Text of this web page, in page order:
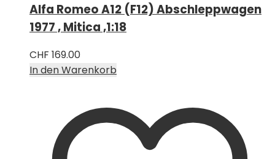
Alfa Romeo A12 (F12) Abschleppwagen
1977 , Mitica ,1:18
CHF 169.00
In den Warenkorb